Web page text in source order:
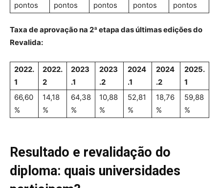
pontos
pontos
pontos
pontos
pontos
Taxa de aprovação na 2ª etapa das últimas edições do
Revalida:
2022.
1
2022.
2
2023
.1
2023
.2
2024
.1
2024
.2
2025.
1
66,60
%
14,18
%
64,38
%
10,88
%
52,81
%
18,76
%
59,88
%
Resultado e revalidação do
diploma: quais universidades